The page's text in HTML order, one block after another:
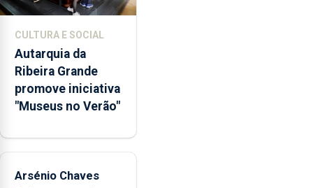
núcleos
integrados
na
Rede
Municipal
de
aos
durante
CULTURA E SOCIAL
Autarquia da
Ribeira Grande
promove iniciativa
"Museus no Verão"
Arsénio Chaves